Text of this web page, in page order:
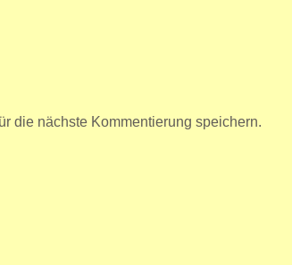
die nächste Kommentierung speichern.